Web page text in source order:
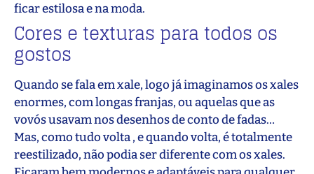
ficar estilosa e na moda.
Cores e texturas para todos os
gostos
Quando se fala em xale, logo já imaginamos os xales
enormes, com longas franjas, ou aquelas que as
vovós usavam nos desenhos de conto de fadas…
Mas, como tudo volta , e quando volta, é totalmente
reestilizado, não podia ser diferente com os xales.